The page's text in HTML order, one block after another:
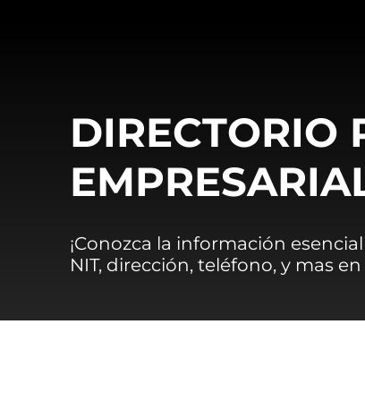
DIRECTORIO
¡Conozca la información
NIT, dirección, teléfono, y mas